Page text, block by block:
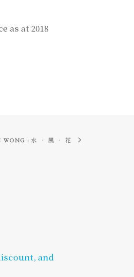
as at 2018
WONG : 水 ‧ 風 ‧ 花
and